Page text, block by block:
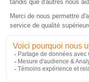
PROJET:
Construction de